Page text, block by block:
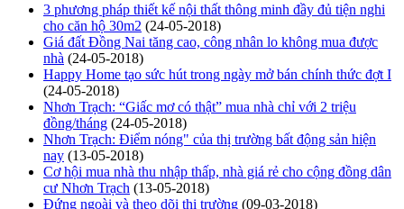
3 phương pháp thiết kế nội thất thông minh đầy đủ tiện nghi
cho căn hộ 30m2 (24-05-2018)
Giá đất Đồng Nai tăng cao, công nhân lo không mua được
nhà (24-05-2018)
Happy Home tạo sức hút trong ngày mở bán chính thức đợt I
(24-05-2018)
Nhơn Trạch: “Giấc mơ có thật” mua nhà chỉ với 2 triệu
đồng/tháng (24-05-2018)
Nhơn Trạch: Điểm nóng" của thị trường bất động sản hiện
nay (13-05-2018)
Cơ hội mua nhà thu nhập thấp, nhà giá rẻ cho cộng đồng dân
cư Nhơn Trạch (13-05-2018)
Đứng ngoài và theo dõi thị trường (09-03-2018)